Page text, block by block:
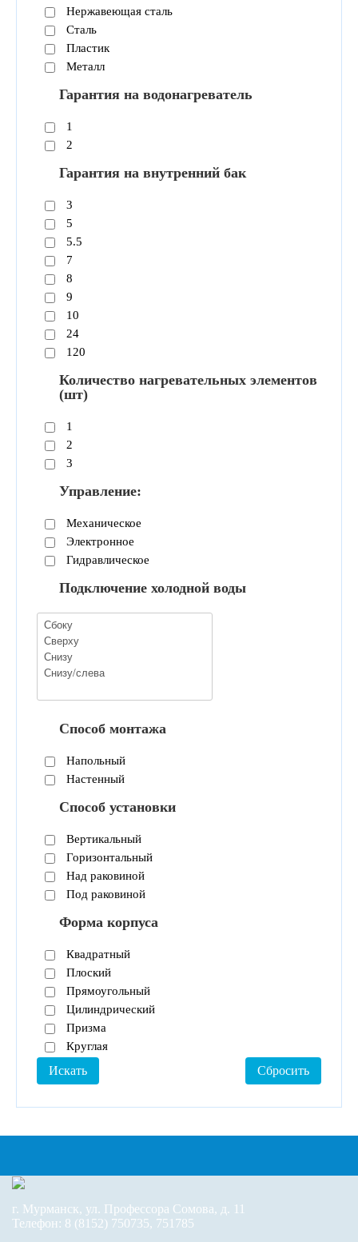
Нержавеющая сталь
Сталь
Пластик
Металл
Гарантия на водонагреватель
1
2
Гарантия на внутренний бак
3
5
5.5
7
8
9
10
24
120
Количество нагревательных элементов
(шт)
1
2
3
Управление:
Механическое
Электронное
Гидравлическое
Подключение холодной воды
Способ монтажа
Напольный
Настенный
Способ установки
Вертикальный
Горизонтальный
Над раковиной
Под раковиной
Форма корпуса
Квадратный
Плоский
Прямоугольный
Цилиндрический
Призма
Круглая
г. Мурманск, ул. Профессора Сомова, д. 11
Телефон: 8 (8152) 750735, 751785